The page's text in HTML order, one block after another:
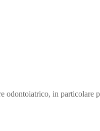
odontoiatrico, in particolare